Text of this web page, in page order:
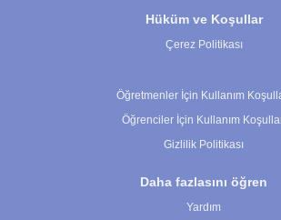
Hüküm ve Koşullar
Çerez Politikası
Öğretmenler İçin Kullanım
Öğrenciler İçin Kullanım
Gizlilik Politikası
Daha fazlasını öğren
Yardım